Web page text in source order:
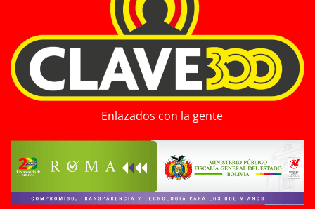
Enlazados con la gente